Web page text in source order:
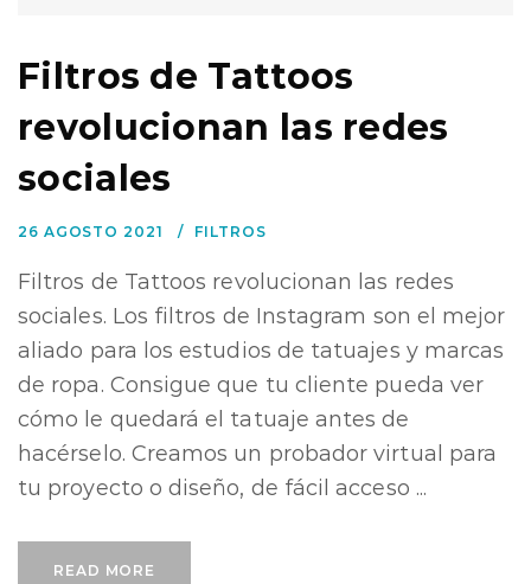
Filtros de Tattoos
revolucionan las redes
sociales
26 AGOSTO 2021 FILTROS
Filtros de Tattoos revolucionan las redes
sociales. Los filtros de Instagram son el mejor
aliado para los estudios de tatuajes y marcas
de ropa. Consigue que tu cliente pueda ver
cómo le quedará el tatuaje antes de
hacérselo. Creamos un probador virtual para
tu proyecto o diseño, de fácil acceso ...
READ MORE